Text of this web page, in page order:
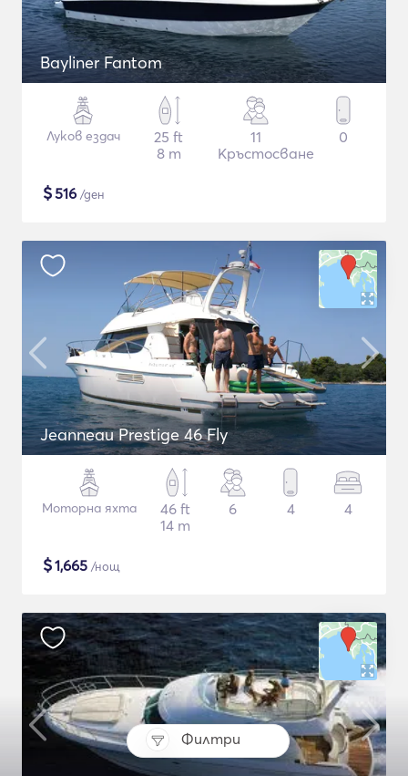
Филтри
Bayliner Fantom
Луков ездач
25 ft
8 m
11
Кръстосване
0
$516 /ден
Jeanneau Prestige 46 Fly
Моторна яхта
46 ft
14 m
6 4 4
$1,665 /нощ